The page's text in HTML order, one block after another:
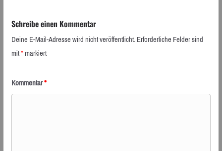
Schreibe einen Kommentar
Deine E-Mail-Adresse wird nicht veröffentlicht.Erforderliche Felder sind
mit*markiert
Kommentar*